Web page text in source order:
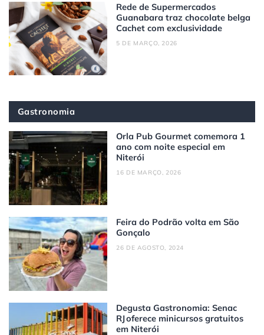
Rede de Supermercados
Guanabara traz chocolate belga
Cachet com exclusividade
5 DE MARÇO, 2026
Gastronomia
Orla Pub Gourmet comemora 1
ano com noite especial em
Niterói
16 DE MARÇO, 2026
Feira do Podrão volta em São
Gonçalo
26 DE AGOSTO, 2024
Degusta Gastronomia: Senac
RJ oferece minicursos gratuitos
em Niterói